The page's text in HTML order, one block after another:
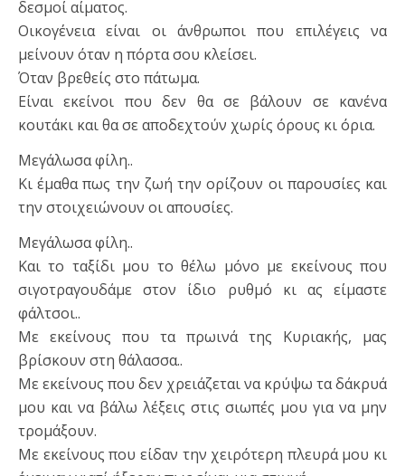
δεσμοί αίματος.
Οικογένεια είναι οι άνθρωποι που επιλέγεις να
μείνουν όταν η πόρτα σου κλείσει.
Όταν βρεθείς στο πάτωμα.
Είναι εκείνοι που δεν θα σε βάλουν σε κανένα
κουτάκι και θα σε αποδεχτούν χωρίς όρους κι όρια.
Μεγάλωσα φίλη..
Κι έμαθα πως την ζωή την ορίζουν οι παρουσίες και
την στοιχειώνουν οι απουσίες.
Μεγάλωσα φίλη..
Και το ταξίδι μου το θέλω μόνο με εκείνους που
σιγοτραγουδάμε στον ίδιο ρυθμό κι ας είμαστε
φάλτσοι..
Με εκείνους που τα πρωινά της Κυριακής, μας
βρίσκουν στη θάλασσα..
Με εκείνους που δεν χρειάζεται να κρύψω τα δάκρυά
μου και να βάλω λέξεις στις σιωπές μου για να μην
τρομάξουν.
Με εκείνους που είδαν την χειρότερη πλευρά μου κι